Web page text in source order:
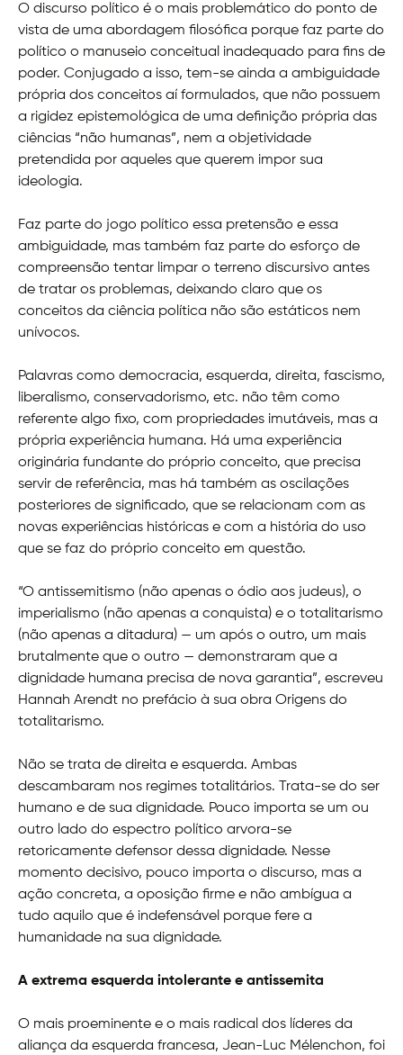
O discurso político é o mais problemático do ponto de
vista de uma abordagem filosófica porque faz parte do
político o manuseio conceitual inadequado para fins de
poder. Conjugado a isso, tem-se ainda a ambiguidade
própria dos conceitos aí formulados, que não possuem
a rigidez epistemológica de uma definição própria das
ciências “não humanas”, nem a objetividade
pretendida por aqueles que querem impor sua
ideologia.
Faz parte do jogo político essa pretensão e essa
ambiguidade, mas também faz parte do esforço de
compreensão tentar limpar o terreno discursivo antes
de tratar os problemas, deixando claro que os
conceitos da ciência política não são estáticos nem
unívocos.
Palavras como democracia, esquerda, direita, fascismo,
liberalismo, conservadorismo, etc. não têm como
referente algo fixo, com propriedades imutáveis, mas a
própria experiência humana. Há uma experiência
originária fundante do próprio conceito, que precisa
servir de referência, mas há também as oscilações
posteriores de significado, que se relacionam com as
novas experiências históricas e com a história do uso
que se faz do próprio conceito em questão.
“O antissemitismo (não apenas o ódio aos judeus), o
imperialismo (não apenas a conquista) e o totalitarismo
(não apenas a ditadura) — um após o outro, um mais
brutalmente que o outro — demonstraram que a
dignidade humana precisa de nova garantia”, escreveu
Hannah Arendt no prefácio à sua obra Origens do
totalitarismo.
Não se trata de direita e esquerda. Ambas
descambaram nos regimes totalitários. Trata-se do ser
humano e de sua dignidade. Pouco importa se um ou
outro lado do espectro político arvora-se
retoricamente defensor dessa dignidade. Nesse
momento decisivo, pouco importa o discurso, mas a
ação concreta, a oposição firme e não ambígua a
tudo aquilo que é indefensável porque fere a
humanidade na sua dignidade.
A extrema esquerda intolerante e antissemita
O mais proeminente e o mais radical dos líderes da
aliança da esquerda francesa, Jean-Luc Mélenchon, foi